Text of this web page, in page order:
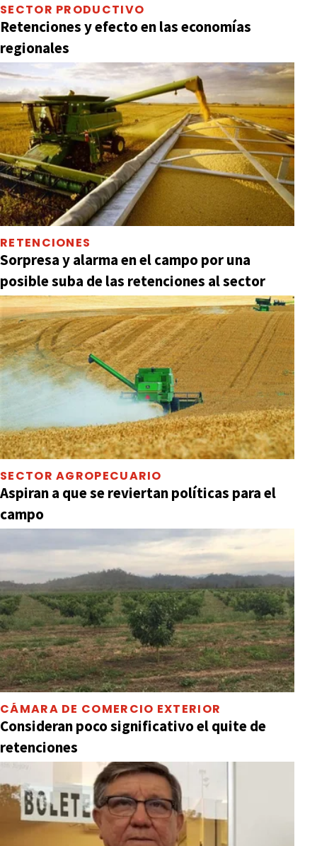
SECTOR PRODUCTIVO
Retenciones y efecto en las economías
regionales
RETENCIONES
Sorpresa y alarma en el campo por una
posible suba de las retenciones al sector
SECTOR AGROPECUARIO
Aspiran a que se reviertan políticas para el
campo
CÁMARA DE COMERCIO EXTERIOR
Consideran poco significativo el quite de
retenciones